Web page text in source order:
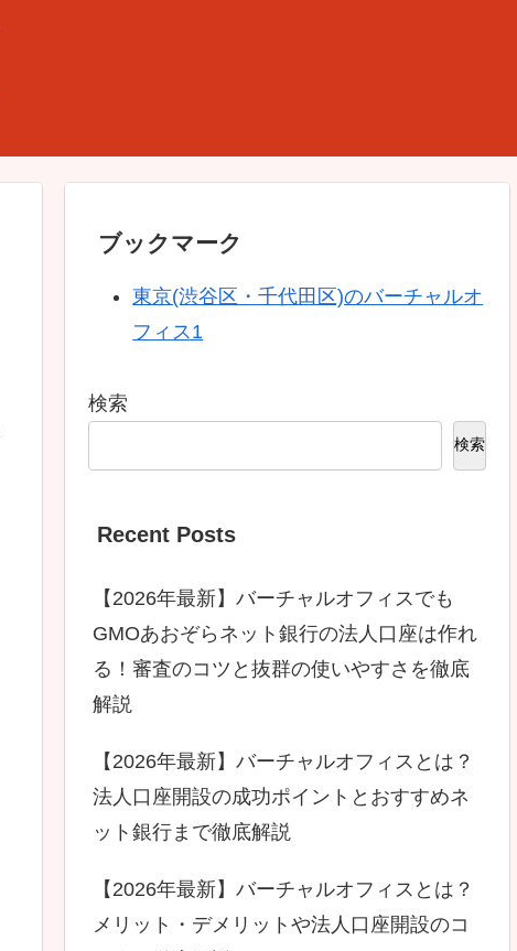
ブックマーク
東京(渋谷区・千代田区)のバーチャルオ
フィス1
検索
検索
Recent Posts
【2026年最新】バーチャルオフィスでも
GMOあおぞらネット銀行の法人口座は作れ
る！審査のコツと抜群の使いやすさを徹底
解説
【2026年最新】バーチャルオフィスとは？
法人口座開設の成功ポイントとおすすめネ
ット銀行まで徹底解説
【2026年最新】バーチャルオフィスとは？
メリット・デメリットや法人口座開設のコ